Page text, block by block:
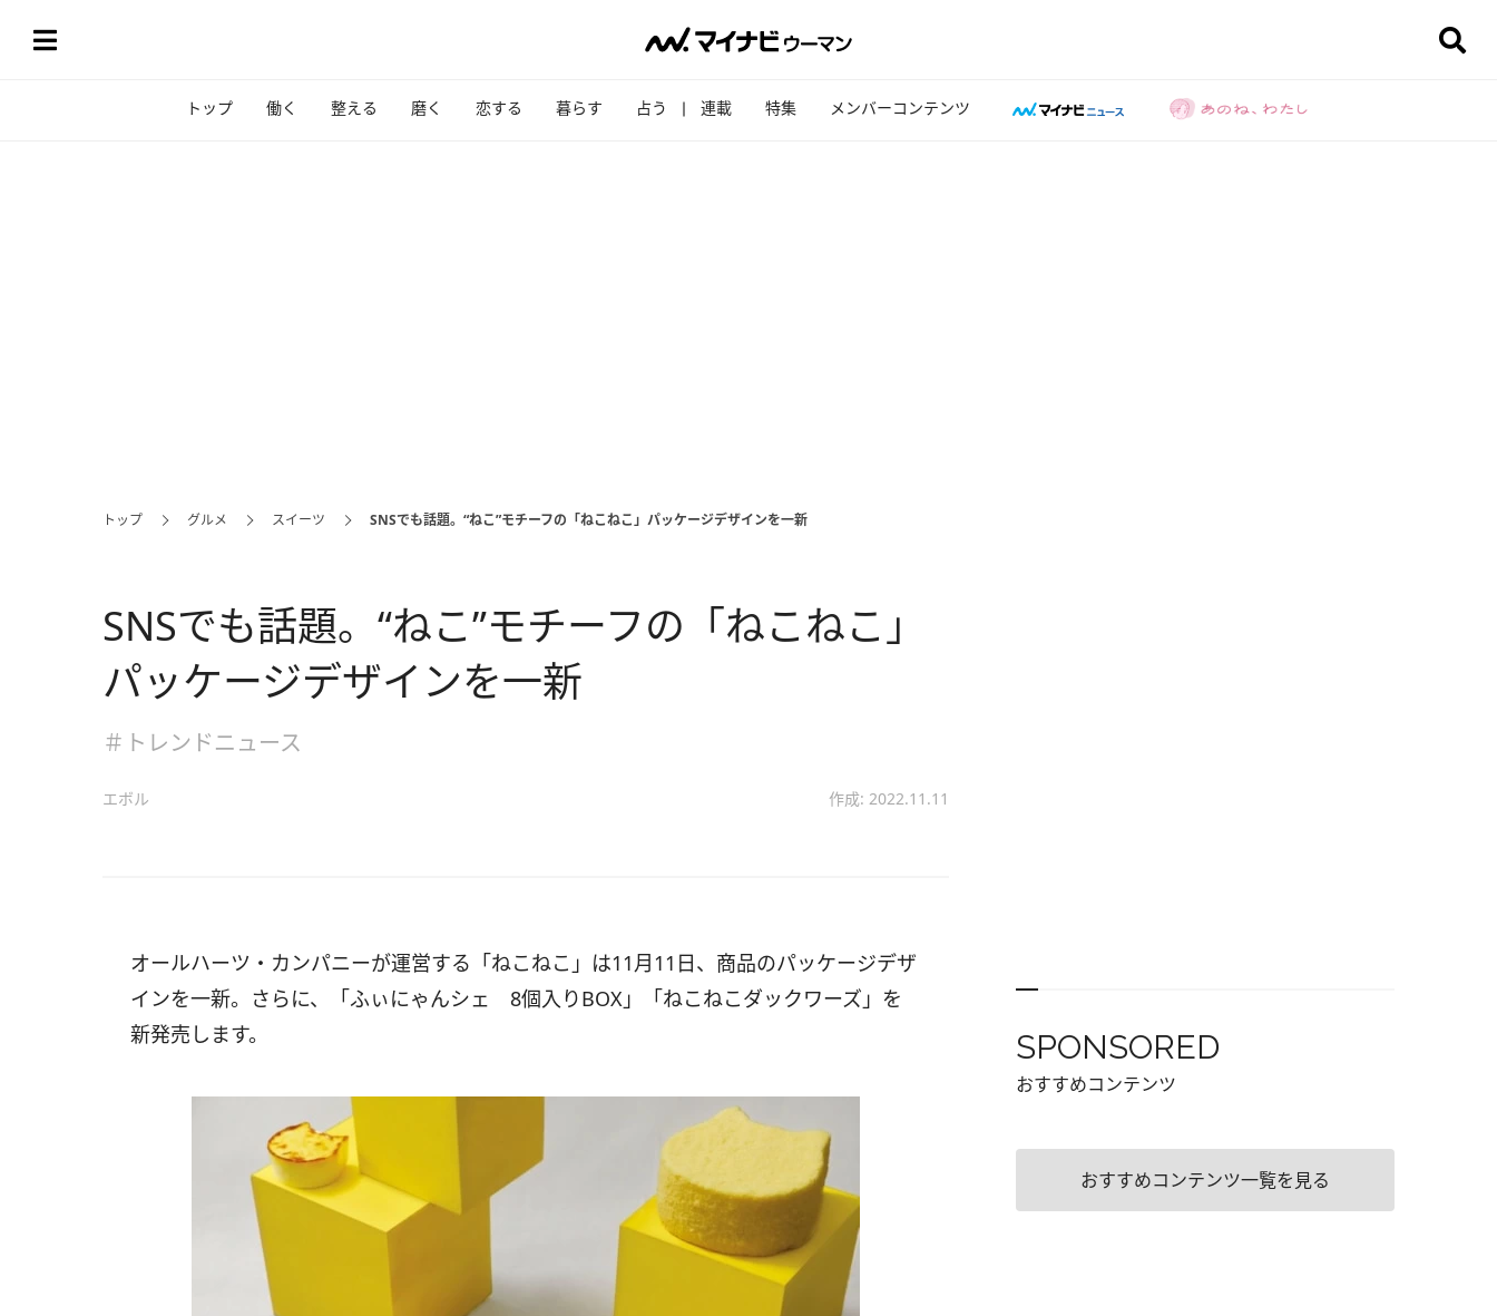
トップ 働く 整える 磨く 恋する 暮らす 占う 連載 特集 メンバーコンテンツ
トップ グルメ スイーツ SNSでも話題。“ねこ”モチーフの「ねこねこ」パッケージデザインを一新
SNSでも話題。“ねこ”モチーフの「ねこねこ」
パッケージデザインを一新
＃トレンドニュース
エボル 作成: 2022.11.11
オールハーツ・カンパニーが運営する「ねこねこ」は11月11日、商品のパッケージデザ
インを一新。さらに、「ふぃにゃんシェ 8個入りBOX」「ねこねこダックワーズ」を
新発売します。
SPONSORED
おすすめコンテンツ
おすすめコンテンツ一覧を見る